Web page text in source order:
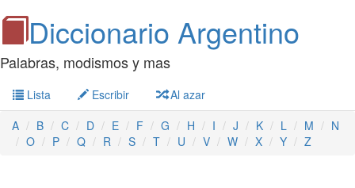
Diccionario Argentino
Palabras, modismos y mas
Lista Escribir
Al azar
A
B C D E F G H I J K L M
N
O
P Q R S T U V W X Y Z